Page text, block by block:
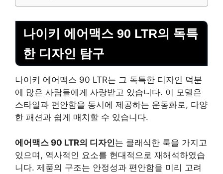
나이키 에어맥스 90 LTR의 독특
한 디자인 탐구
나이키 에어맥스 90 LTR는 그 독특한 디자인 덕분
에 많은 사람들에게 사랑받고 있습니다. 이 모델은
스타일과 편안함을 동시에 제공하는 운동화로, 다양
한 패션과 쉽게 매치할 수 있습니다.
에어맥스 90 LTR의 디자인는 클래식한 룩을 가지고
있으며, 역사적인 요소를 현대적으로 재해석하였습
니다. 제품의 구조는 안정성과 편안함을 미리 고려